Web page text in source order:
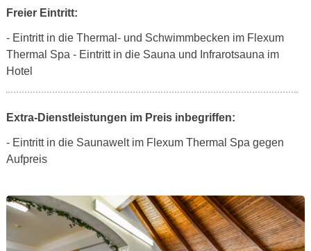
Freier Eintritt:
- Eintritt in die Thermal- und Schwimmbecken im Flexum
Thermal Spa - Eintritt in die Sauna und Infrarotsauna im
Hotel
Extra-Dienstleistungen im Preis inbegriffen:
- Eintritt in die Saunawelt im Flexum Thermal Spa gegen
Aufpreis